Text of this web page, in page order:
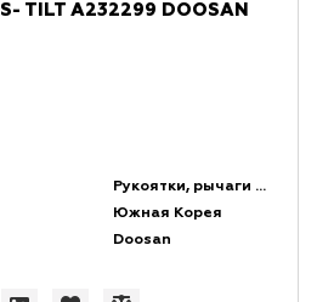
TILT A232299 DOOSAN
Рукоятки, рычаги и набалдашники
Южная Корея
Doosan